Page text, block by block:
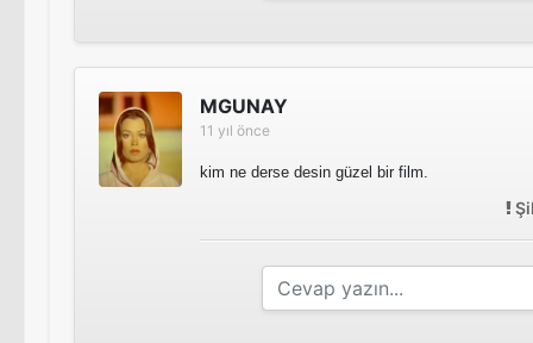
MGUNAY
11 yıl önce
kim ne derse desin güzel bir film.